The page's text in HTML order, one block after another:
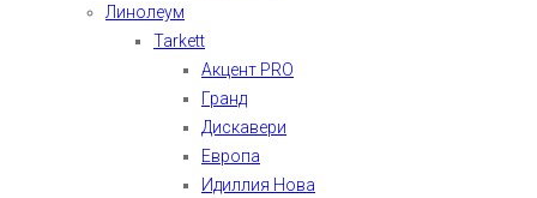
Линолеум
Tarkett
Акцент PRO
Гранд
Дискавери
Европа
Идиллия Нова